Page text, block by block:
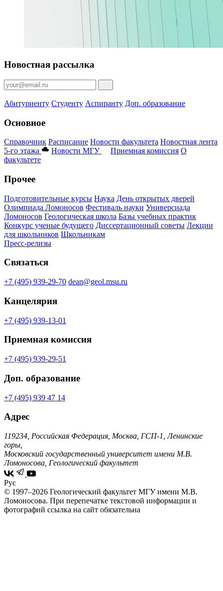
Новостная рассылка
Абитуриенту Студенту Аспиранту Доп. образование
Основное
Справочник Расписание Новости факультета Новостная лента
5-го этажа
Новости МГУ Приемная комиссия О
факультете
Прочее
Подготовительные курсы Наука День открытых дверей
Олимпиада Ломоносов Фестиваль науки Универсиада
Ломоносов Геологическая школа Базы учебных практик
Конкурс ученые будущего Диссертационный советы Лекции
для школьников Школьникам
Пресс-релизы
Связаться
+7 (495) 939-29-70 dean@geol.msu.ru
Канцелярия
+7 (495) 939-13-01
Приемная комиссия
+7 (495) 939-29-51
Доп. образование
+7 (495) 939 47 14
Адрес
119234, Российская Федерация, Москва, ГСП-1, Ленинские
горы,
Московский государственный университет имени М.В.
Ломоносова, Геологический факультет
Рус
© 1997–2026 Геологический факультет МГУ имени М.В.
Ломоносова. При перепечатке текстовой информации и
фотографий ссылка на сайт обязательна